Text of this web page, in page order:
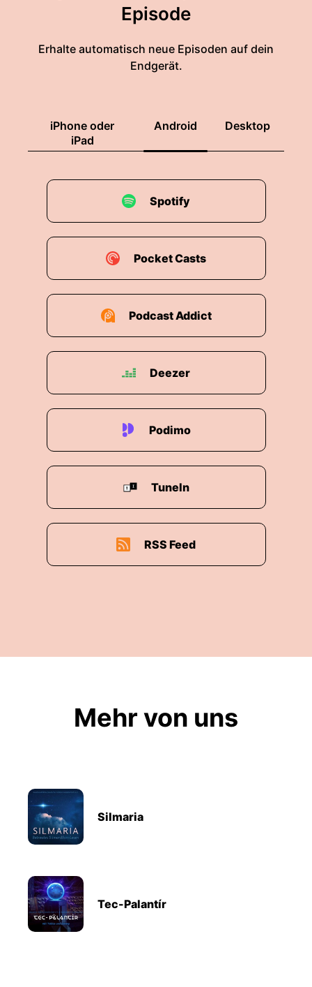
Episode
Erhalte automatisch neue Episoden auf dein
Endgerät.
iPhone oder
iPad
Android Desktop
Spotify
Pocket Casts
Podcast Addict
Deezer
Podimo
TuneIn
RSS Feed
Mehr von uns
Silmaria
Tec-Palantír